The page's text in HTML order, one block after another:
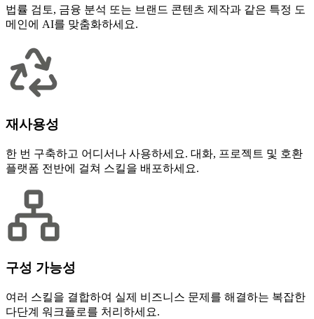
법률 검토, 금융 분석 또는 브랜드 콘텐츠 제작과 같은 특정 도
메인에 AI를 맞춤화하세요.
재사용성
한 번 구축하고 어디서나 사용하세요. 대화, 프로젝트 및 호환
플랫폼 전반에 걸쳐 스킬을 배포하세요.
구성 가능성
여러 스킬을 결합하여 실제 비즈니스 문제를 해결하는 복잡한
다단계 워크플로를 처리하세요.